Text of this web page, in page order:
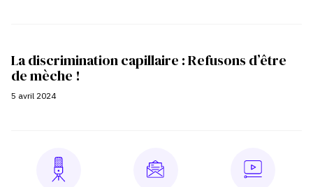
La discrimination capillaire : Refusons d’être
de mèche !
5 avril 2024